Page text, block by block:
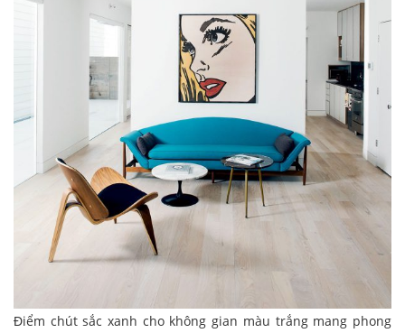
Điểm chút sắc xanh cho không gian màu trắng mang phong